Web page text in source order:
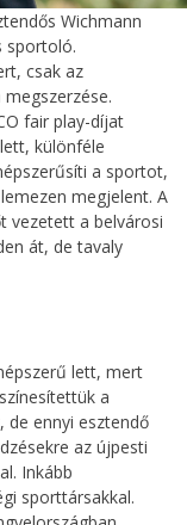
Wichmann
sportoló.
csak az
fair play-díjat
különféle
a sportot,
megjelent. A
vezetett a belvárosi
át, de tavaly
lett, mert
a
ennyi esztendő
az újpesti
Inkább
sporttársakkal.